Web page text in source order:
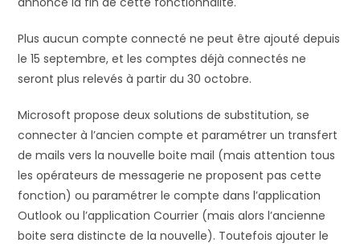
Plus aucun compte connecté ne peut être ajouté depuis
le 15 septembre, et les comptes déjà connectés ne
seront plus relevés à partir du 30 octobre.
Microsoft propose deux solutions de substitution, se
connecter à l’ancien compte et paramétrer un transfert
de mails vers la nouvelle boite mail (mais attention tous
les opérateurs de messagerie ne proposent pas cette
fonction) ou paramétrer le compte dans l’application
Outlook ou l’application Courrier (mais alors l’ancienne
boite sera distincte de la nouvelle). Toutefois ajouter le